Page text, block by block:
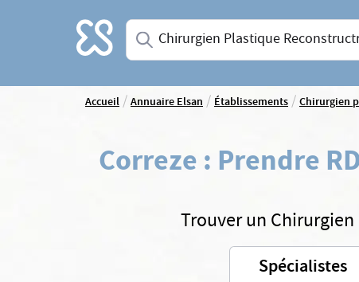
Accueil Saisissez une spécialité ou un service
Accueil/Annuaire Elsan/Établissements/Chirurgien
Correze : Prendre
Trouver un
Spécialistes